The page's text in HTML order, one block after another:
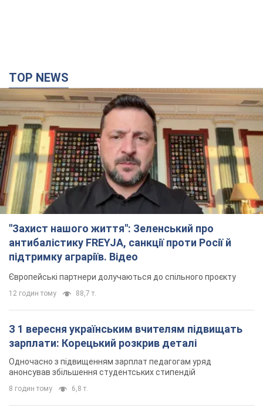
Європейські партнери долучаються до спільного проєкту
12 годин тому 88,7 т.
З 1 вересня українським вчителям підвищать
зарплати: Корецький розкрив деталі
Одночасно з підвищенням зарплат педагогам уряд
анонсував збільшення студентських стипендій
8 годин тому 6,8 т.
"Нам теж вони потрібні": Трамп відповів на
прохання Зеленського щодо передачі Україні
ракет для Patriot